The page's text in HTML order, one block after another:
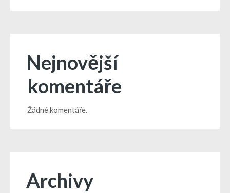
Nejnovější
komentáře
Žádné komentáře.
Archivy